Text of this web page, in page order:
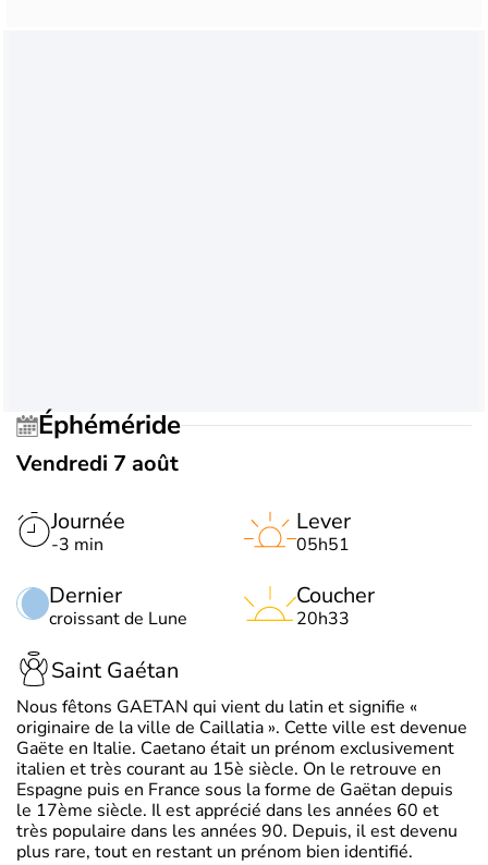
Éphéméride
Vendredi 7 août
Journée
-3 min
Dernier
croissant de Lune
Lever
05h51
Coucher
20h33
Saint Gaétan
Nous fêtons GAETAN qui vient du latin et signifie «
originaire de la ville de Caillatia ». Cette ville est devenue
Gaëte en Italie. Caetano était un prénom exclusivement
italien et très courant au 15è siècle. On le retrouve en
Espagne puis en France sous la forme de Gaëtan depuis
le 17ème siècle. Il est apprécié dans les années 60 et
très populaire dans les années 90. Depuis, il est devenu
plus rare, tout en restant un prénom bien identifié.